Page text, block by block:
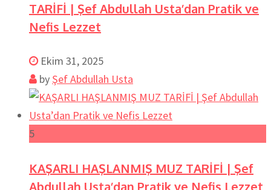
TARİFİ | Şef Abdullah Usta’dan Pratik ve
Nefis Lezzet
Ekim 31, 2025
by Şef Abdullah Usta
5
KAŞARLI HAŞLANMIŞ MUZ TARİFİ | Şef
Abdullah Usta’dan Pratik ve Nefis Lezzet